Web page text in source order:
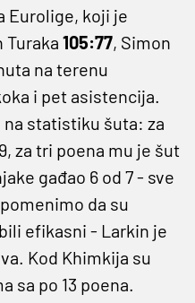
Eurolige, koji je
105:77, Simon
na terenu
i pet asistencija.
statistiku šuta: za
za tri poena mu je šut
gađao 6 od 7 - sve
da su
efikasni - Larkin je
Kod Khimkija su
sa po 13 poena.